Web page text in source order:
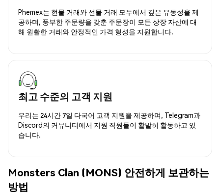
Phemex는 현물 거래와 선물 거래 모두에서 깊은 유동성을 제
공하며, 풍부한 주문량을 갖춘 주문장이 모든 상장 자산에 대
해 원활한 거래와 안정적인 가격 형성을 지원합니다.
최고 수준의 고객 지원
우리는 24시간 7일 다국어 고객 지원을 제공하며, Telegram과
Discord의 커뮤니티에서 지원 직원들이 활발히 활동하고 있
습니다.
Monsters Clan (MONS) 안전하게 보관하는
방법